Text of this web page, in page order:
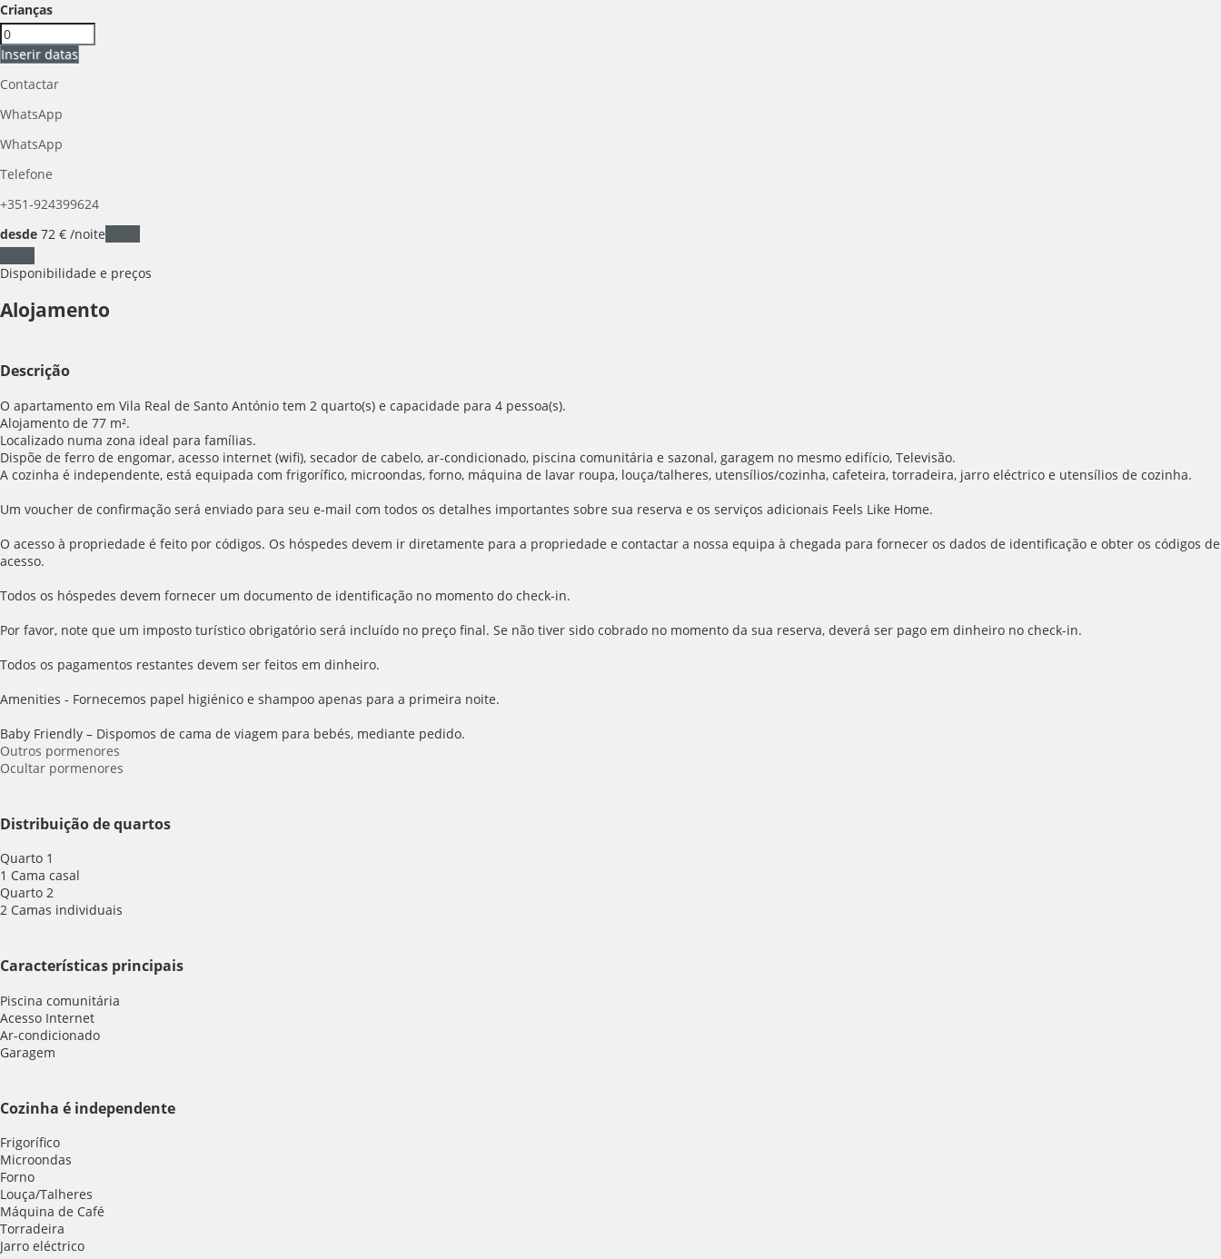
Crianças
Inserir datas
Contactar
WhatsApp
WhatsApp
Telefone
+351-924399624
desde 72 € /noite
Disponibilidade e preços
Alojamento
Descrição
O apartamento em Vila Real de Santo António tem 2 quarto(s) e capacidade para 4 pessoa(s).
Alojamento de 77 m².
Localizado numa zona ideal para famílias.
Dispõe de ferro de engomar, acesso internet (wifi), secador de cabelo, ar-condicionado, piscina comunitária e sazonal, garagem no mesmo edifício, Televisão.
A cozinha é independente, está equipada com frigorífico, microondas, forno, máquina de lavar roupa, louça/talheres, utensílios/cozinha, cafeteira, torradeira, jarro eléctrico e utensílios de cozinha.
Um voucher de confirmação será enviado para seu e-mail com todos os detalhes importantes sobre sua reserva e os serviços adicionais Feels Like Home.
O acesso à propriedade é feito por códigos. Os hóspedes devem ir diretamente para a propriedade e contactar a nossa equipa à chegada para fornecer os dados de identificação e obter os códigos de
acesso.
Todos os hóspedes devem fornecer um documento de identificação no momento do check-in.
Por favor, note que um imposto turístico obrigatório será incluído no preço final. Se não tiver sido cobrado no momento da sua reserva, deverá ser pago em dinheiro no check-in.
Todos os pagamentos restantes devem ser feitos em dinheiro.
Amenities - Fornecemos papel higiénico e shampoo apenas para a primeira noite.
Baby Friendly – Dispomos de cama de viagem para bebés, mediante pedido.
Outros pormenores
Ocultar pormenores
Distribuição de quartos
Quarto 1
1 Cama casal
Quarto 2
2 Camas individuais
Características principais
Piscina comunitária
Acesso Internet
Ar-condicionado
Garagem
Cozinha é independente
Frigorífico
Microondas
Forno
Louça/Talheres
Máquina de Café
Torradeira
Jarro eléctrico